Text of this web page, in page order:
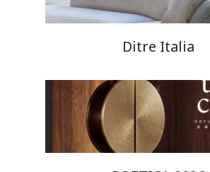
Ditre Italia